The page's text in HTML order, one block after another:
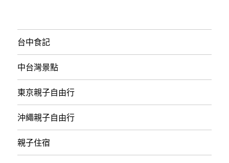
台中食記
中台灣景點
東京親子自由行
沖繩親子自由行
親子住宿